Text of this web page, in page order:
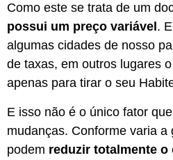
Como este se trata de um
possui um preço variável .
algumas cidades de nosso
de taxas, em outros lugares
apenas para tirar o seu
E isso não é o único fator
mudanças. Conforme varia
podem reduzir totalmente o